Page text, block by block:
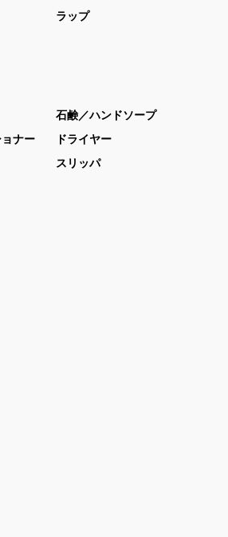
ラップ
石鹸／ハンドソープ
ナー
ドライヤー
スリッパ